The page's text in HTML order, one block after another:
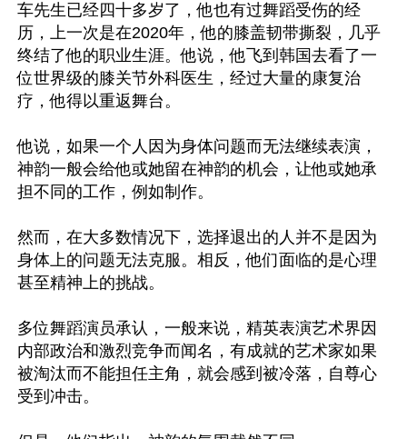
车先生已经四十多岁了，他也有过舞蹈受伤的经
历，上一次是在2020年，他的膝盖韧带撕裂，几乎
终结了他的职业生涯。他说，他飞到韩国去看了一
位世界级的膝关节外科医生，经过大量的康复治
疗，他得以重返舞台。
他说，如果一个人因为身体问题而无法继续表演，
神韵一般会给他或她留在神韵的机会，让他或她承
担不同的工作，例如制作。
然而，在大多数情况下，选择退出的人并不是因为
身体上的问题无法克服。相反，他们面临的是心理
甚至精神上的挑战。
多位舞蹈演员承认，一般来说，精英表演艺术界因
内部政治和激烈竞争而闻名，有成就的艺术家如果
被淘汰而不能担任主角，就会感到被冷落，自尊心
受到冲击。